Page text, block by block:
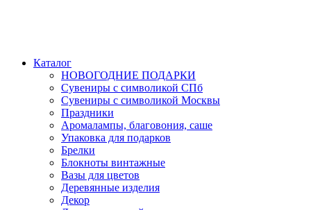
Каталог
НОВОГОДНИЕ ПОДАРКИ
Сувениры с символикой СПб
Сувениры с символикой Москвы
Праздники
Аромалампы, благовония, саше
Упаковка для подарков
Брелки
Блокноты винтажные
Вазы для цветов
Деревянные изделия
Декор